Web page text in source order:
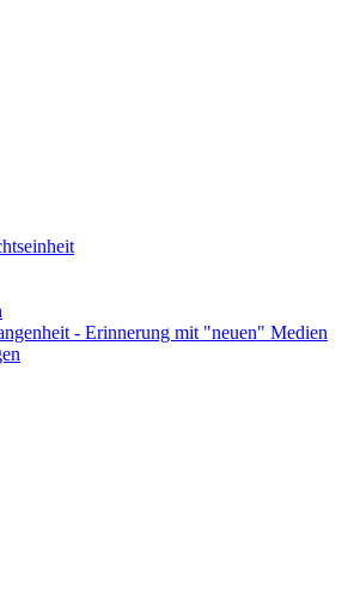
- Erinnerung mit "neuen" Medien